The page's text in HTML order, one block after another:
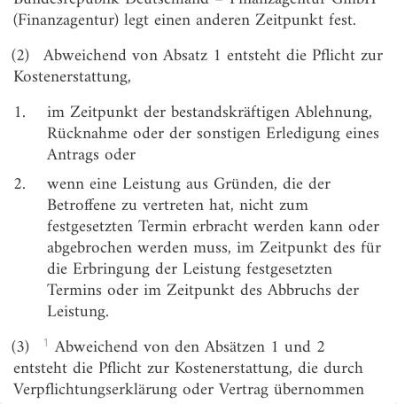
§ 4
Fälligkeit
§ 5
Vorschusszahlung und Sicherheitsleistung
Abschnitt 2
Festsetzungsverjährung
Zahlungsverjährung
Unterbrechung der Zahlungsverjährung
Säumniszuschlag
Stundung, Niederschlagung und Erlass
Erstattung überzahlter oder zu Unrecht erhobener
Kostenerstattungen
Abschnitt 3
Übergangsregelungen und Inkrafttreten
(Finanzagentur) legt einen anderen Zeitpunkt fest.
(2) Abweichend von Absatz 1 entsteht die Pflicht zur
Kostenerstattung,
1.
im Zeitpunkt der bestandskräftigen Ablehnung,
Rücknahme oder der sonstigen Erledigung eines
Antrags oder
2.
wenn eine Leistung aus Gründen, die der
Betroffene zu vertreten hat, nicht zum
festgesetzten Termin erbracht werden kann oder
abgebrochen werden muss, im Zeitpunkt des für
die Erbringung der Leistung festgesetzten
Termins oder im Zeitpunkt des Abbruchs der
Leistung.
(3)
1 Abweichend von den Absätzen 1 und 2
entsteht die Pflicht zur Kostenerstattung, die durch
Verpflichtungserklärung oder Vertrag übernommen